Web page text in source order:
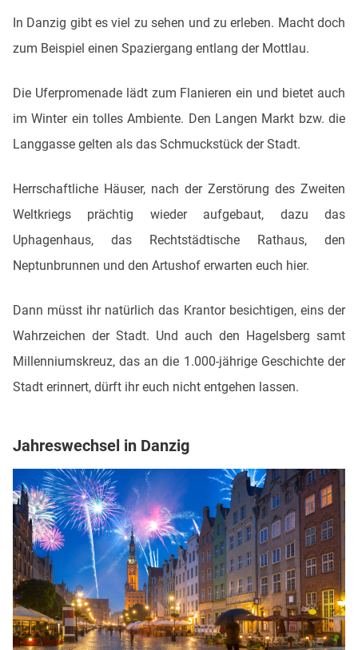
In Danzig gibt es viel zu sehen und zu erleben. Macht doch
zum Beispiel einen Spaziergang entlang der Mottlau.
Die Uferpromenade lädt zum Flanieren ein und bietet auch
im Winter ein tolles Ambiente. Den Langen Markt bzw. die
Langgasse gelten als das Schmuckstück der Stadt.
Herrschaftliche Häuser, nach der Zerstörung des Zweiten
Weltkriegs prächtig wieder aufgebaut, dazu das
Uphagenhaus, das Rechtstädtische Rathaus, den
Neptunbrunnen und den Artushof erwarten euch hier.
Dann müsst ihr natürlich das Krantor besichtigen, eins der
Wahrzeichen der Stadt. Und auch den Hagelsberg samt
Millenniumskreuz, das an die 1.000-jährige Geschichte der
Stadt erinnert, dürft ihr euch nicht entgehen lassen.
Jahreswechsel in Danzig